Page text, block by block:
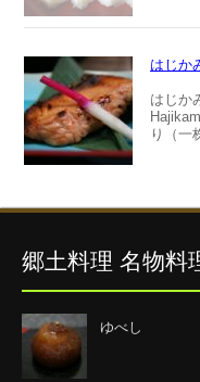
はじか
はじか
り（一
郷土料理 名物料
ゆべし